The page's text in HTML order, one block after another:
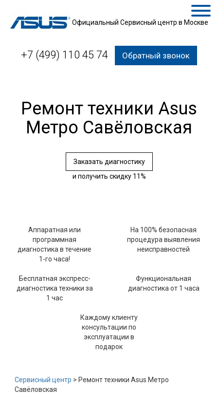
Официальный Сервисный центр в Москве
+7 (499) 110 45 74 Обратный звонок
Ремонт техники Asus
Метро Савёловская
Заказать диагностику
и получить скидку 11%
Аппаратная или
программная
диагностика в течение
1-го часа!
На 100% безопасная
процедура выявления
неисправностей
Бесплатная экспресс-
диагностика техники за
1 час
Функциональная
диагностика от 1 часа
Каждому клиенту
консультации по
эксплуатации в
подарок
Сервисный центр > Ремонт техники Asus Метро
Савёловская